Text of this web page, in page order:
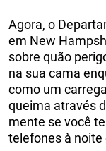
Agora, o
em New
sobre quão
na sua cama
como um
queima através
mente se você
telefones à noite